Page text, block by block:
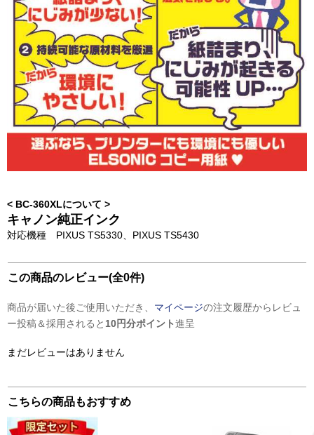
< BC-360XLについて >
キャノン純正インク
対応機種 PIXUS TS5330、PIXUS TS5430
この商品のレビュー(全0件)
商品が届いた後ご使用いただき、 マイページの注文履歴からレビュ
ー投稿＆採用されると 10円分ポイント進呈
まだレビューはありません
こちらの商品もおすすめ